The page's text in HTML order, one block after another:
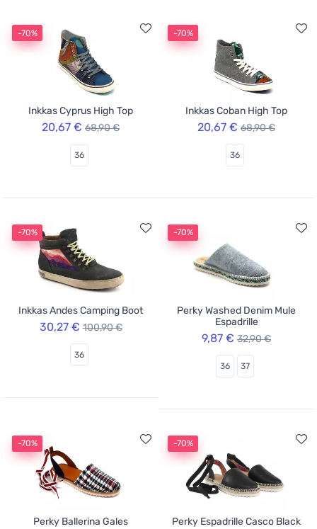
-70%
Inkkas Cyprus High Top
20,67 € 68,90 €
36
-70%
Inkkas Coban High Top
20,67 € 68,90 €
36
-70%
Inkkas Andes Camping Boot
30,27 € 100,90 €
36
-70%
Perky Washed Denim Mule
Espadrille
9,87 € 32,90 €
36 37
-70%
Perky Ballerina Gales
-70%
Perky Espadrille Casco Black